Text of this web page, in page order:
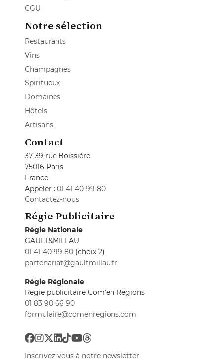
CGU
Notre sélection
Restaurants
Vins
Champagnes
Spiritueux
Domaines
Hôtels
Artisans
Contact
37-39 rue Boissière
75016 Paris
France
Appeler : 01 41 40 99 80
Contactez-nous
Régie Publicitaire
Régie Nationale
GAULT&MILLAU
01 41 40 99 80 (choix 2)
partenariat@gaultmillau.fr
Régie Régionale
Régie publicitaire Com'en Régions
01 83 90 66 90
formulaire@comenregions.com
Inscrivez-vous à notre newsletter